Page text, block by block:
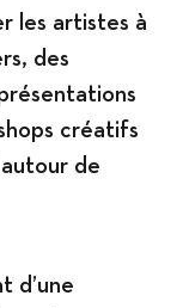
les artistes à
des
créatifs
de
d’une